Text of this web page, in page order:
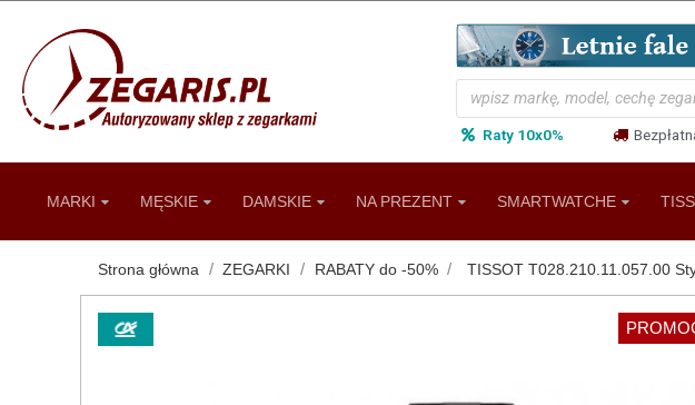
Raty 10x0%
MARKI MĘSKIE DAMSKIE NA PREZENT SMARTWATCHE
Strona główna ZEGARKI RABATY do -50% TISSOT T028.210.11.057.00